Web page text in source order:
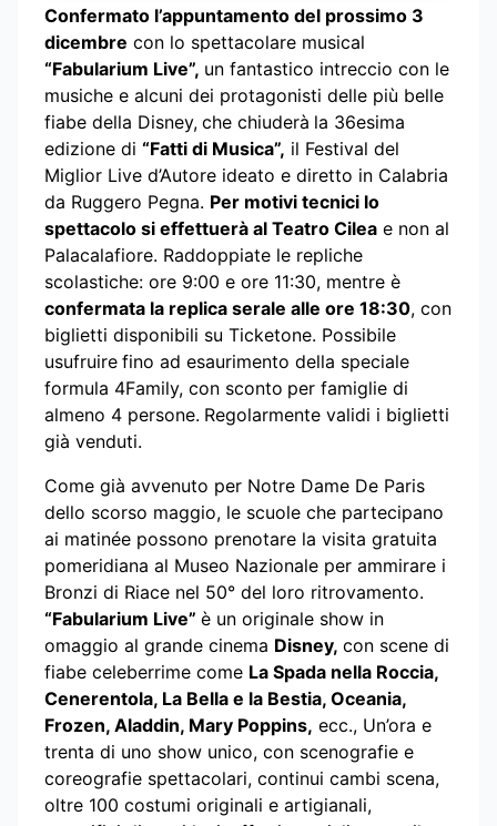
Confermato l’appuntamento del prossimo 3
dicembre con lo spettacolare musical
“Fabularium Live”, un fantastico intreccio con le
musiche e alcuni dei protagonisti delle più belle
fiabe della Disney, che chiuderà la 36esima
edizione di “Fatti di Musica”, il Festival del
Miglior Live d’Autore ideato e diretto in Calabria
da Ruggero Pegna. Per motivi tecnici lo
spettacolo si effettuerà al Teatro Cilea e non al
Palacalafiore. Raddoppiate le repliche
scolastiche: ore 9:00 e ore 11:30, mentre è
confermata la replica serale alle ore 18:30, con
biglietti disponibili su Ticketone. Possibile
usufruire fino ad esaurimento della speciale
formula 4Family, con sconto per famiglie di
almeno 4 persone. Regolarmente validi i biglietti
già venduti.
Come già avvenuto per Notre Dame De Paris
dello scorso maggio, le scuole che partecipano
ai matinée possono prenotare la visita gratuita
pomeridiana al Museo Nazionale per ammirare i
Bronzi di Riace nel 50° del loro ritrovamento.
“Fabularium Live” è un originale show in
omaggio al grande cinema Disney, con scene di
fiabe celeberrime come La Spada nella Roccia,
Cenerentola, La Bella e la Bestia, Oceania,
Frozen, Aladdin, Mary Poppins, ecc., Un’ora e
trenta di uno show unico, con scenografie e
coreografie spettacolari, continui cambi scena,
oltre 100 costumi originali e artigianali,